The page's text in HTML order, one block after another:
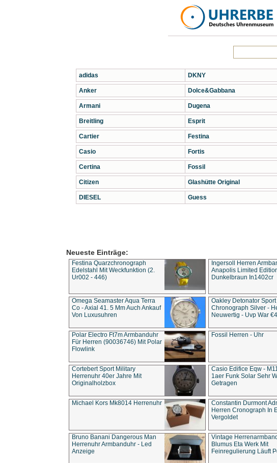
adidas
Anker
Armani
Breitling
Cartier
Casio
Certina
Citizen
DIESEL
DKNY
Dolce&Gabbana
Dugena
Esprit
Festina
Fortis
Fossil
Glashütte Original
Guess
Neueste Einträge:
Festina Quarzchronograph
Edelstahl Mit Weckfunktion (2.
Ur002 - 446)
Ingersoll Herren
Anapolis Limited
Dunkelbraun In1402cr
Omega Seamaster Aqua Terra
Co - Axial 41. 5 Mm Auch Ankauf
Von Luxusuhren
Oakley Detonator Sport
Chronograph Silver -
Neuwertig - Uvp War
Polar Electro Ft7m Armbanduhr
Für Herren (90036746) Mit Polar
Flowlink
Fossil Herren - Uhr
Cortebert Sport Military
Herrenuhr 40er Jahre Mit
Originalholzbox
Casio Edifice Eqw -
1aer Funk Solar Sehr
Getragen
Michael Kors Mk8014 Herrenuhr
Constantin Durmont
Herren Cronograph In
Vergoldet
Bruno Banani Dangerous Man
Herrenuhr Armbanduhr - Led
Anzeige
Vintage
Blumus Eta Werk Mit
Feinregulierung Läuft